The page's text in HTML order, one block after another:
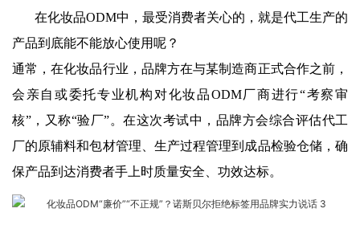
在化妆品ODM中，最受消费者关心的，就是代工生产的
产品到底能不能放心使用呢？
通常，在化妆品行业，品牌方在与某制造商正式合作之前，
会亲自或委托专业机构对化妆品ODM厂商进行“考察审
核”，又称“验厂”。在这次考试中，品牌方会综合评估代工
厂的原辅料和包材管理、生产过程管理到成品检验仓储，确
保产品到达消费者手上时质量安全、功效达标。